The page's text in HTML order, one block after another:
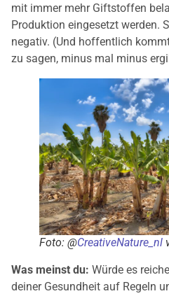
mit immer mehr Giftstoffen
Produktion eingesetzt werden.
negativ. (Und hoffentlich
zu sagen, minus mal minus
Foto: @CreativeNature_nl
Was meinst du: Würde es
deiner Gesundheit auf Regeln